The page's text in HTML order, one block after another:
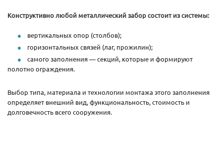
Конструктивно любой металлический забор состоит из системы:
вертикальных опор (столбов);
горизонтальных связей (лаг, прожилин);
самого заполнения — секций, которые и формируют
полотно ограждения.
Выбор типа, материала и технологии монтажа этого заполнения
определяет внешний вид, функциональность, стоимость и
долговечность всего сооружения.